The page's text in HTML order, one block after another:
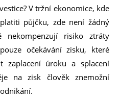
V tržní ekonomice, kde
půjčku, zde není žádný
risiko ztráty
očekávání zisku, které
zaplacení úroku a splacení
na zisk člověk znemožní